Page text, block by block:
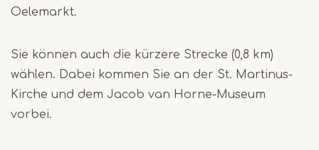
Oelemarkt.
Sie können auch die kürzere Strecke (0,8 km)
wählen. Dabei kommen Sie an der St. Martinus-
Kirche und dem Jacob van Horne-Museum
vorbei.